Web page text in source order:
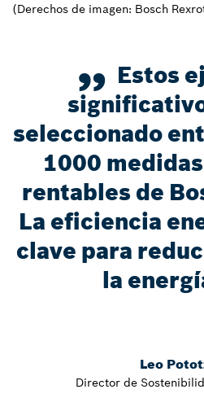
(Derechos de imagen: Bosch
Estos
seleccionado
1000
rentables de
La eficiencia
clave para
la
Leo
Director de